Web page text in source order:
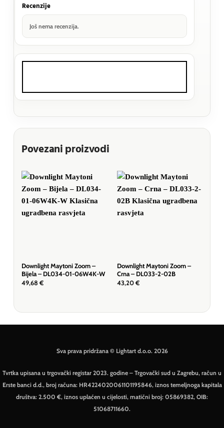
Recenzije
Još nema recenzija.
Povezani proizvodi
Downlight Maytoni Zoom –
Bijela – DL034-01-06W4K-W
49,68 €
Downlight Maytoni Zoom –
Crna – DL033-2-02B
43,20 €
Sva prava pridržana © Lightart d.o.o. 2026
Tvrtka upisana u trgovački registar 2023. godine – Trgovački sud u Zagrebu, račun u
Erste banci d.d., broj računa: HR4224020061101195846, iznos temeljnoga kapitala
društva: 2.500 €, iznos uplaćen u cijelosti, matični broj: 05869382, OIB:
51068711660.